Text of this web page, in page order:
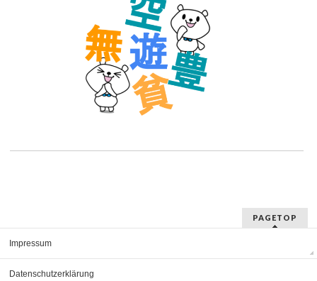
PAGETOP
Impressum
Datenschutzerklärung